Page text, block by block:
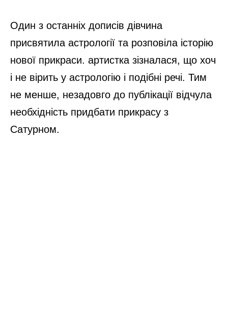
Один з останніх дописів дівчина
присвятила астрології та розповіла історію
нової прикраси. артистка зізналася, що хоч
і не вірить у астрологію і подібні речі. Тим
не менше, незадовго до публікації відчула
необхідність придбати прикрасу з
Сатурном.